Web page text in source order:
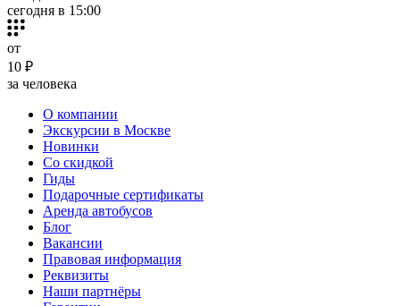
сегодня в 15:00
от
10 ₽
за человека
О компании
Экскурсии в Москве
Новинки
Со скидкой
Гиды
Подарочные сертификаты
Аренда автобусов
Блог
Вакансии
Правовая информация
Реквизиты
Наши партнёры